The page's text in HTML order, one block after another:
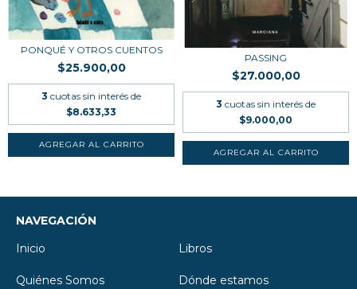
PONQUÉ Y OTROS CUENTOS
$25.900,00
3 cuotas sin interés de
$8.633,33
PASSING
$27.000,00
3 cuotas sin interés de
$9.000,00
NAVEGACIÓN
Inicio
Libros
Quiénes Somos Dónde estamos